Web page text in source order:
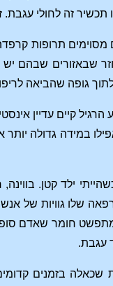
תכשיר זה לחולי
תרופות
שבאזורים שבהם
גופה שהביאה
קיים עדיין
במידה גדולה
ילד קטן. בווינה,
שלו גוויות של
חומר שאדם סופג
עגבת.
בזמנים